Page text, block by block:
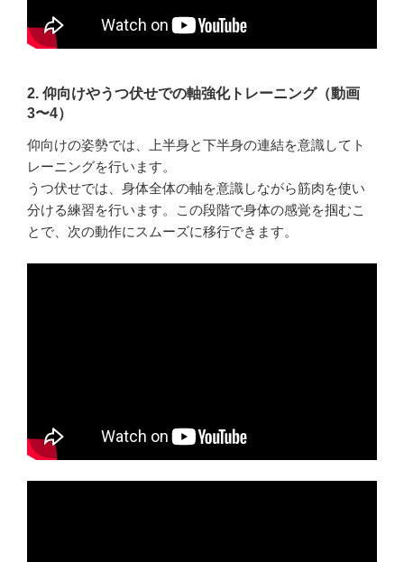
2. 仰向けやうつ伏せでの軸強化トレーニング（動画
3〜4）
仰向けの姿勢では、上半身と下半身の連結を意識してト
レーニングを行います。
うつ伏せでは、身体全体の軸を意識しながら筋肉を使い
分ける練習を行います。この段階で身体の感覚を掴むこ
とで、次の動作にスムーズに移行できます。